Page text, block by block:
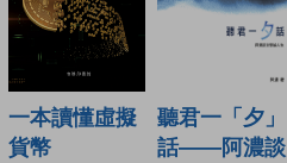
一本讀懂虛擬
貨幣
聽君一「夕」
話——阿濃談